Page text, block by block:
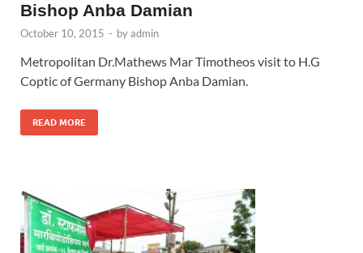
Bishop Anba Damian
October 10, 2015 - byadmin
Metropolitan Dr.Mathews Mar Timotheos visit to H.G
Coptic of Germany Bishop Anba Damian.
READ MORE